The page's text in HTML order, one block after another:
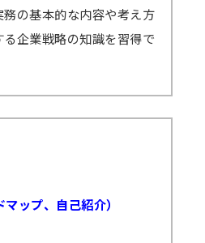
講料に準じますので、ご了
の基本的な内容や考え方
企業戦略の知識を習得で
ップ、自己紹介）